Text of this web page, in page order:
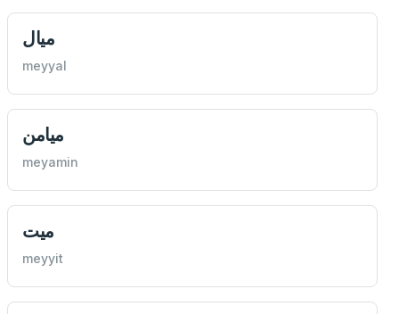
ميال
meyyal
ميامن
meyamin
ميت
meyyit